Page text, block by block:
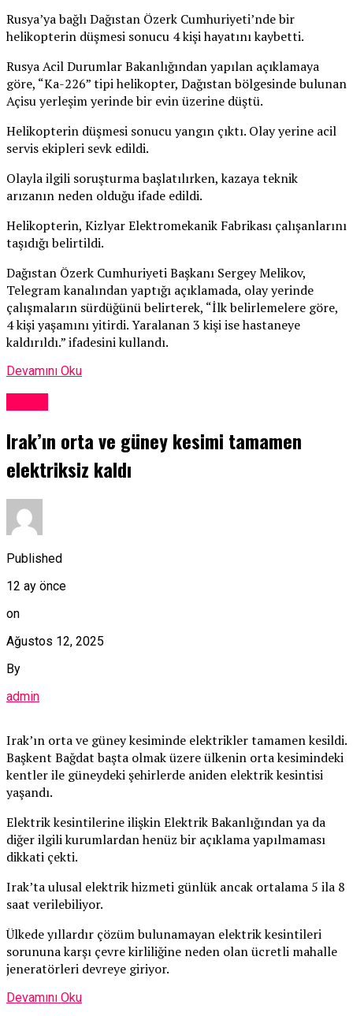
Rusya’ya bağlı Dağıstan Özerk Cumhuriyeti’nde bir
helikopterin düşmesi sonucu 4 kişi hayatını kaybetti.
Rusya Acil Durumlar Bakanlığından yapılan açıklamaya
göre, “Ka-226” tipi helikopter, Dağıstan bölgesinde bulunan
Açisu yerleşim yerinde bir evin üzerine düştü.
Helikopterin düşmesi sonucu yangın çıktı. Olay yerine acil
servis ekipleri sevk edildi.
Olayla ilgili soruşturma başlatılırken, kazaya teknik
arızanın neden olduğu ifade edildi.
Helikopterin, Kizlyar Elektromekanik Fabrikası çalışanlarını
taşıdığı belirtildi.
Dağıstan Özerk Cumhuriyeti Başkanı Sergey Melikov,
Telegram kanalından yaptığı açıklamada, olay yerinde
çalışmaların sürdüğünü belirterek, “İlk belirlemelere göre,
4 kişi yaşamını yitirdi. Yaralanan 3 kişi ise hastaneye
kaldırıldı.” ifadesini kullandı.
Devamını Oku
Irak’ın orta ve güney kesimi tamamen
elektriksiz kaldı
Published
12 ay önce
on
Ağustos 12, 2025
By
admin
Irak’ın orta ve güney kesiminde elektrikler tamamen kesildi.
Başkent Bağdat başta olmak üzere ülkenin orta kesimindeki
kentler ile güneydeki şehirlerde aniden elektrik kesintisi
yaşandı.
Elektrik kesintilerine ilişkin Elektrik Bakanlığından ya da
diğer ilgili kurumlardan henüz bir açıklama yapılmaması
dikkati çekti.
Irak’ta ulusal elektrik hizmeti günlük ancak ortalama 5 ila 8
saat verilebiliyor.
Ülkede yıllardır çözüm bulunamayan elektrik kesintileri
sorununa karşı çevre kirliliğine neden olan ücretli mahalle
jeneratörleri devreye giriyor.
Devamını Oku